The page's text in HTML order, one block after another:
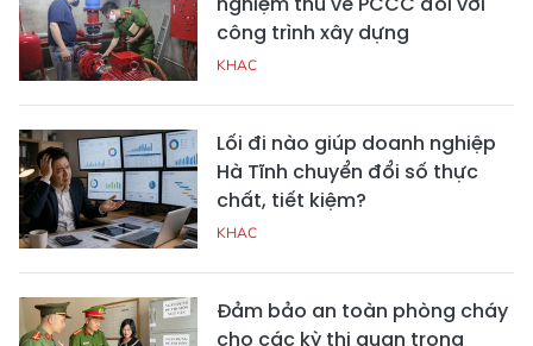
công trình xây dựng
KHAC
Lối đi nào giúp doanh nghiệp
Hà Tĩnh chuyển đổi số thực
chất, tiết kiệm?
KHAC
Đảm bảo an toàn phòng cháy
cho các kỳ thi quan trọng